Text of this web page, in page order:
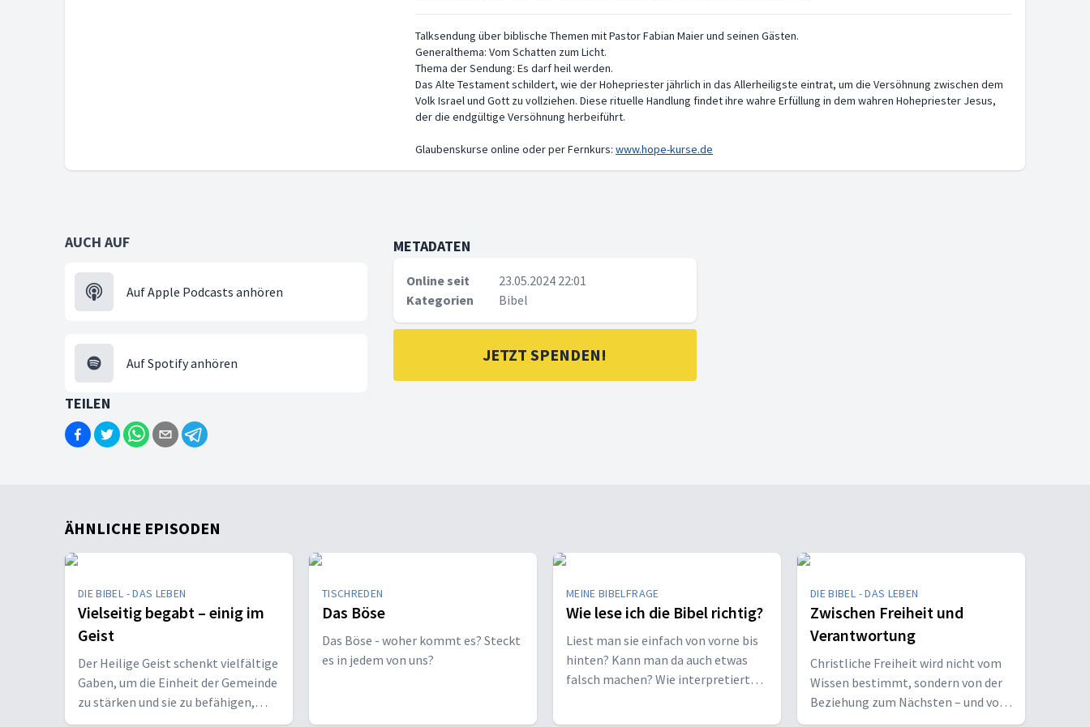
Talksendung über biblische Themen mit Pastor Fabian Maier und seinen Gästen.
Generalthema: Vom Schatten zum Licht.
Thema der Sendung: Es darf heil werden.
Das Alte Testament schildert, wie der Hohepriester jährlich in das Allerheiligste eintrat, um die Versöhnung zwischen dem
Volk Israel und Gott zu vollziehen. Diese rituelle Handlung findet ihre wahre Erfüllung in dem wahren Hohepriester Jesus,
der die endgültige Versöhnung herbeiführt.
Glaubenskurse online oder per Fernkurs: www.hope-kurse.de
AUCH AUF
Auf Apple Podcasts anhören
Auf Spotify anhören
METADATEN
Online seit
23.05.2024 22:01
Kategorien
Bibel
JETZT SPENDEN!
TEILEN
ÄHNLICHE EPISODEN
DIE BIBEL - DAS LEBEN
Vielseitig begabt – einig im
Geist
Der Heilige Geist schenkt vielfältige
Gaben, um die Einheit der Gemeinde
zu stärken und sie zu befähigen,
Christus vor den Menschen zu
TISCHREDEN
Das Böse
Das Böse - woher kommt es? Steckt
es in jedem von uns?
MEINE BIBELFRAGE
Wie lese ich die Bibel richtig?
Liest man sie einfach von vorne bis
hinten? Kann man da auch etwas
falsch machen? Wie interpretiert
DIE BIBEL - DAS LEBEN
Zwischen Freiheit und
Verantwortung
Christliche Freiheit wird nicht vom
Wissen bestimmt, sondern von der
Beziehung zum Nächsten – und vom
Ziel, Gott zu ehren.